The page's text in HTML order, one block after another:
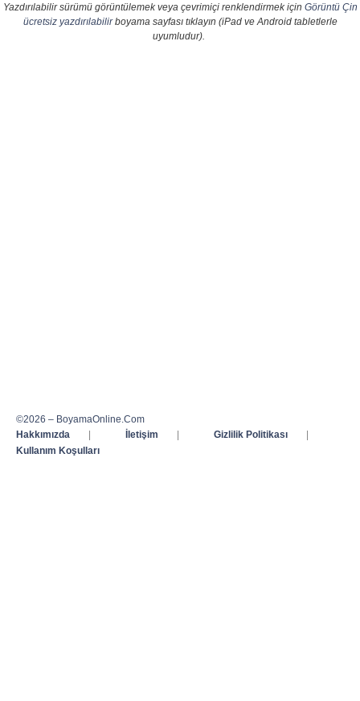
Yazdırılabilir sürümü görüntülemek veya çevrimiçi renklendirmek için Görüntü Çin
ücretsiz yazdırılabilirboyama sayfası tıklayın (iPad ve Android tabletlerle
uyumludur).
©2026 – BoyamaOnline.Com
Hakkımızda
| İletişim | Gizlilik Politikası
|
Kullanım Koşulları